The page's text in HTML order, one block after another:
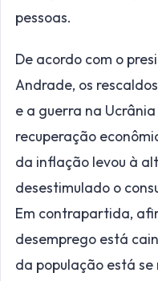
pessoas.
De acordo com o
Andrade, os
e a guerra na
recuperação
da inflação levou à
desestimulado o
Em contrapartida,
desemprego está
da população está